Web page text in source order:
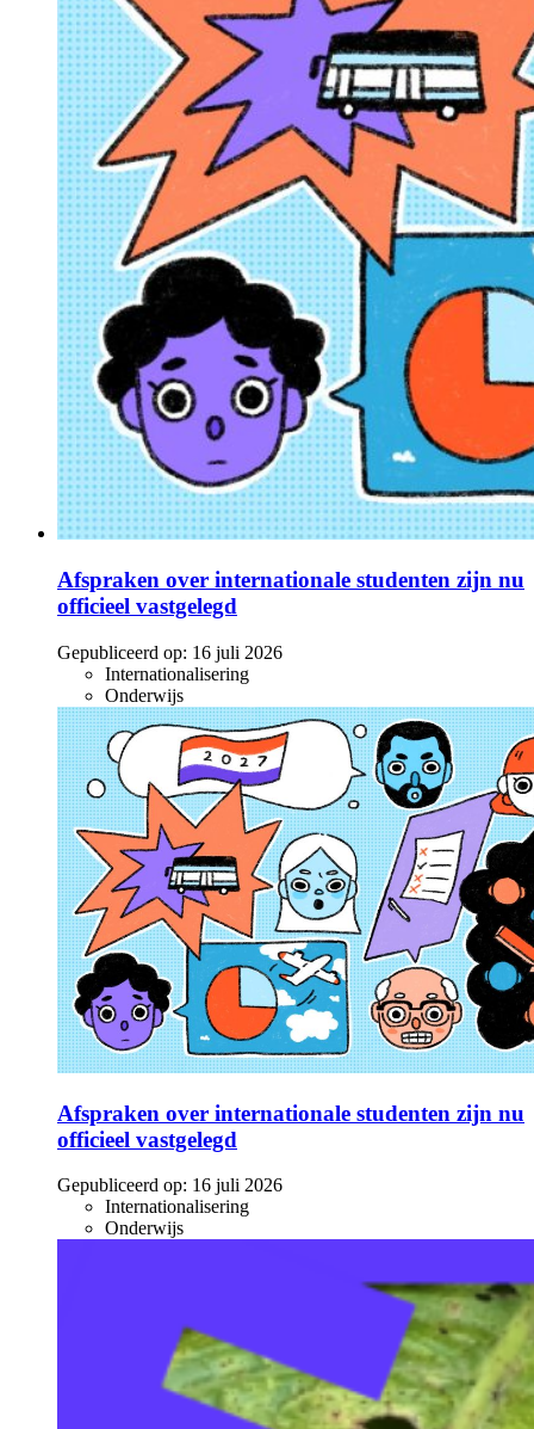
Afspraken over internationale studenten zijn nu
officieel vastgelegd
Gepubliceerd op: 16 juli 2026
Internationalisering
Onderwijs
Afspraken over internationale studenten zijn nu
officieel vastgelegd
Gepubliceerd op: 16 juli 2026
Internationalisering
Onderwijs